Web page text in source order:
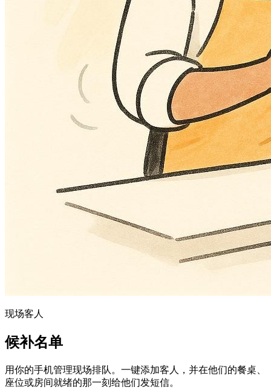
现场客人
候补名单
用你的手机管理现场排队。一键添加客人，并在他们的餐桌、
座位或房间就绪的那一刻给他们发短信。